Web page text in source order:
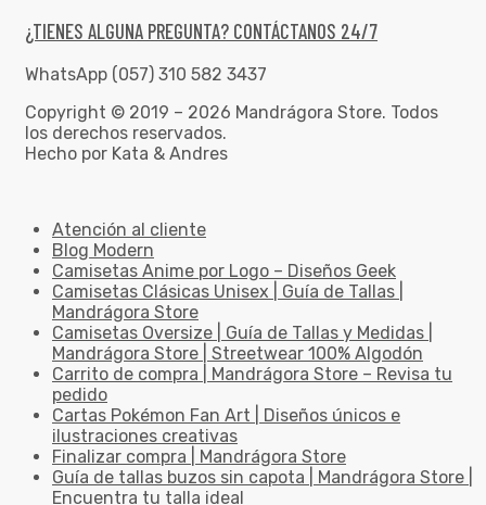
¿TIENES ALGUNA PREGUNTA? CONTÁCTANOS 24/7
WhatsApp (057) 310 582 3437
Copyright © 2019 – 2026 Mandrágora Store. Todos
los derechos reservados.
Hecho por Kata & Andres
Atención al cliente
Blog Modern
Camisetas Anime por Logo – Diseños Geek
Camisetas Clásicas Unisex | Guía de Tallas |
Mandrágora Store
Camisetas Oversize | Guía de Tallas y Medidas |
Mandrágora Store | Streetwear 100% Algodón
Carrito de compra | Mandrágora Store – Revisa tu
pedido
Cartas Pokémon Fan Art | Diseños únicos e
ilustraciones creativas
Finalizar compra | Mandrágora Store
Guía de tallas buzos sin capota | Mandrágora Store |
Encuentra tu talla ideal